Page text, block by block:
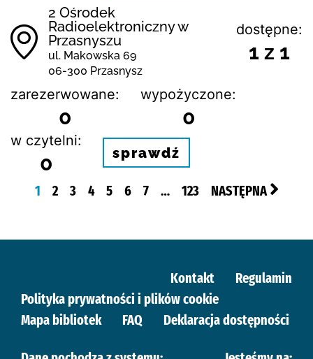
2 Ośrodek
Radioelektroniczny w
Przasnyszu
ul. Makowska 69
06-300 Przasnysz
dostępne:
1 z 1
zarezerwowane:
0
wypożyczone:
0
w czytelni:
0 sprawdź
1 2 3 4 5 6 7 … 123 NASTĘPNA
Kontakt
Regulamin
Polityka prywatności i plików cookie
Mapa bibliotek
FAQ Deklaracja dostępności